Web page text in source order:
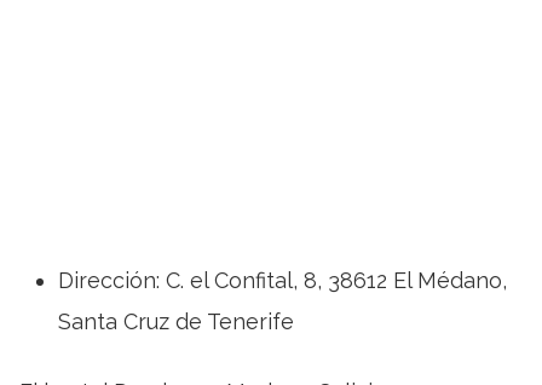
Dirección: C. el Confital, 8, 38612 El Médano,
Santa Cruz de Tenerife